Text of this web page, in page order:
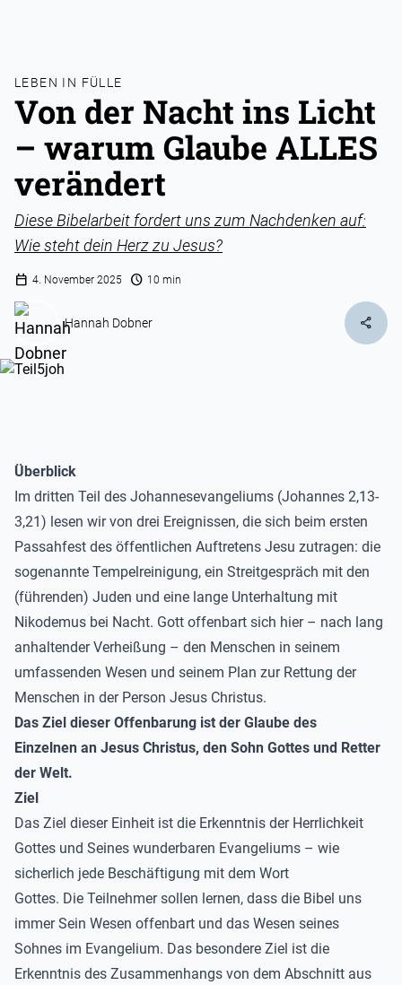
LEBEN IN FÜLLE
Von der Nacht ins Licht
– warum Glaube ALLES
verändert
Diese Bibelarbeit fordert uns zum Nachdenken auf:
Wie steht dein Herz zu Jesus?
calendar_today 4. November 2025 schedule 10 min
Hannah Dobner share
Überblick
Im dritten Teil des Johannesevangeliums (Johannes 2,13-
3,21) lesen wir von drei Ereignissen, die sich beim ersten
Passahfest des öffentlichen Auftretens Jesu zutragen: die
sogenannte Tempelreinigung, ein Streitgespräch mit den
(führenden) Juden und eine lange Unterhaltung mit
Nikodemus bei Nacht. Gott offenbart sich hier – nach lang
anhaltender Verheißung – den Menschen in seinem
umfassenden Wesen und seinem Plan zur Rettung der
Menschen in der Person Jesus Christus.
Das Ziel dieser Offenbarung ist der Glaube des
Einzelnen an Jesus Christus, den Sohn Gottes und Retter
der Welt.
Ziel
Das Ziel dieser Einheit ist die Erkenntnis der Herrlichkeit
Gottes und Seines wunderbaren Evangeliums – wie
sicherlich jede Beschäftigung mit dem Wort
Gottes. Die Teilnehmer sollen lernen, dass die Bibel uns
immer Sein Wesen offenbart und das Wesen seines
Sohnes im Evangelium. Das besondere Ziel ist die
Erkenntnis des Zusammenhangs von dem Abschnitt aus